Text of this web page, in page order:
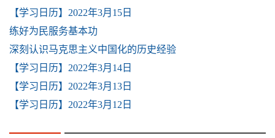
【学习日历】2022年3月15日
练好为民服务基本功
深刻认识马克思主义中国化的历史经验
【学习日历】2022年3月14日
【学习日历】2022年3月13日
【学习日历】2022年3月12日